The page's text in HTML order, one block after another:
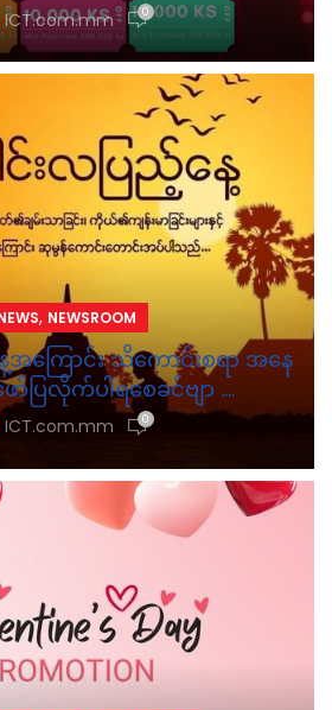
ICT.com.mm 0
, NEWSROOM
အကြောင်း သိကောင်းစရာ အနေ
ာ်ပြလိုက်ပါရစေခင်ဗျာ ….
ICT.com.mm 0